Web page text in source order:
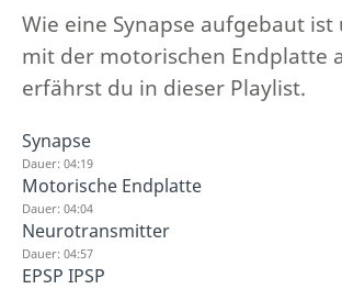
Wie eine Synapse aufgebaut ist
mit der motorischen Endplatte
erfährst du in dieser Playlist.
Synapse
Dauer: 04:19
Motorische Endplatte
Dauer: 04:04
Neurotransmitter
Dauer: 04:57
EPSP IPSP